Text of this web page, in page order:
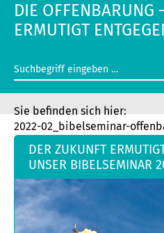
DIE OFFENBARUNG
ERMUTIGT
2022-02_bibelseminar-
DER ZUKUNFT
UNSER BIBELSEMINAR